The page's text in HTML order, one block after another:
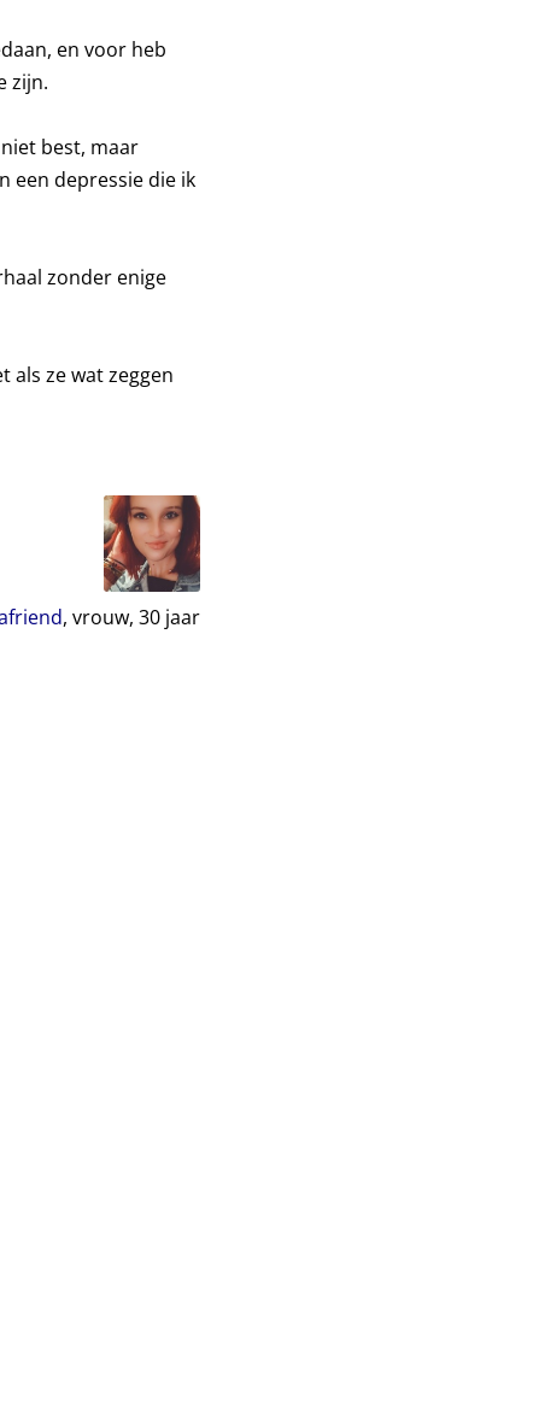
en voor heb
zijn.
best, maar
een depressie die ik
zonder enige
als ze wat zeggen
, vrouw, 30 jaar